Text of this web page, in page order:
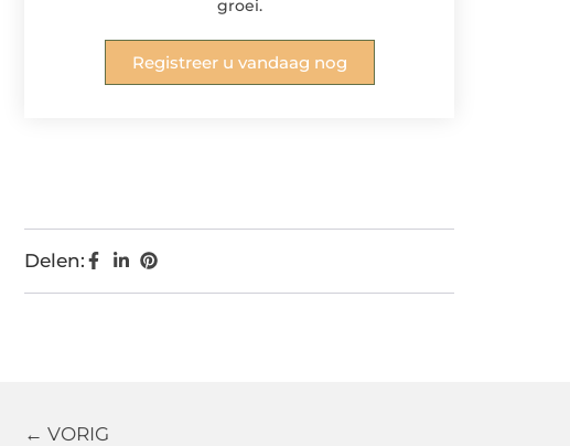
groei.
Registreer u vandaag nog
Delen:
← VORIG